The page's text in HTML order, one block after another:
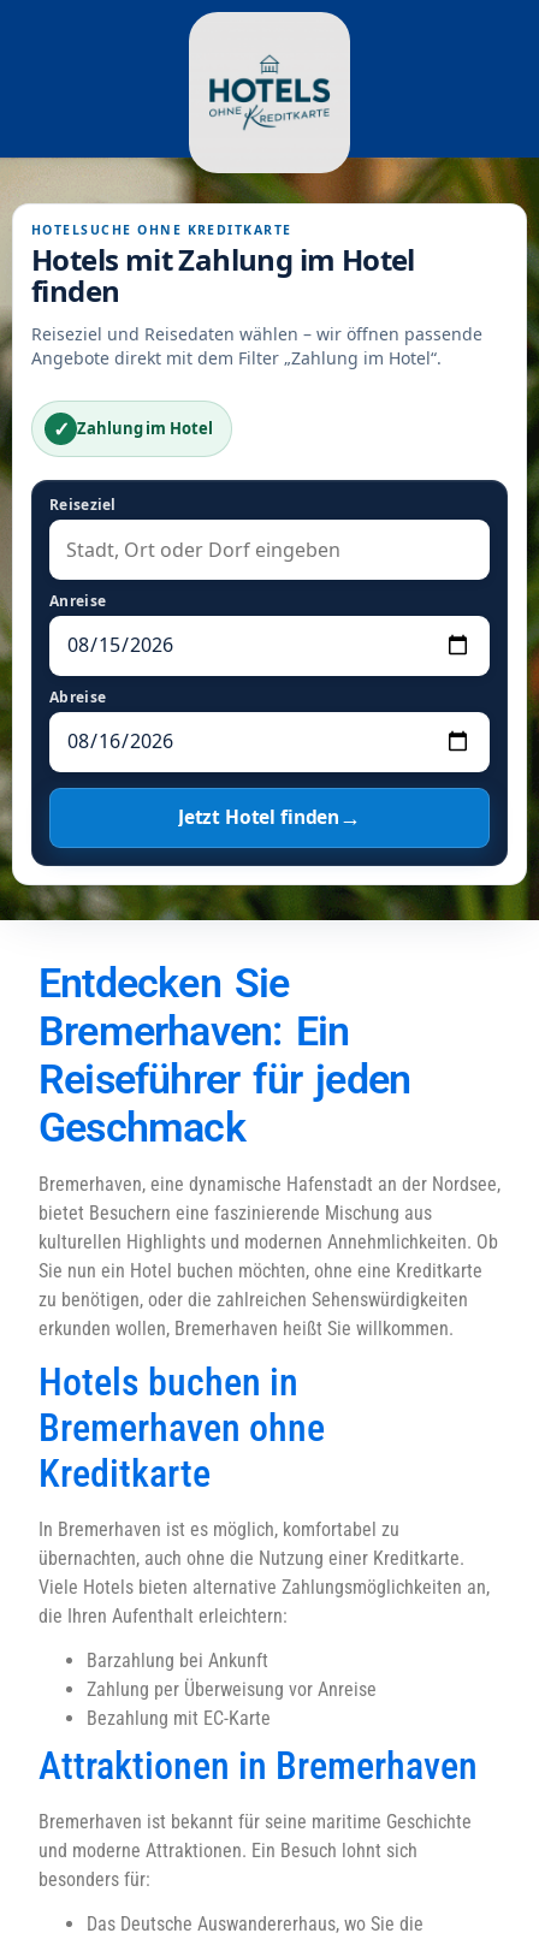
HOTELSUCHE OHNE KREDITKARTE
Hotels mit Zahlung im Hotel
finden
Reiseziel und Reisedaten wählen – wir öffnen passende
Angebote direkt mit dem Filter „Zahlung im Hotel“.
✓ Zahlung im Hotel
Reiseziel
Anreise
Abreise
Jetzt Hotel finden→
Entdecken Sie
Bremerhaven: Ein
Reiseführer für jeden
Geschmack
Bremerhaven, eine dynamische Hafenstadt an der Nordsee,
bietet Besuchern eine faszinierende Mischung aus
kulturellen Highlights und modernen Annehmlichkeiten. Ob
Sie nun ein Hotel buchen möchten, ohne eine Kreditkarte
zu benötigen, oder die zahlreichen Sehenswürdigkeiten
erkunden wollen, Bremerhaven heißt Sie willkommen.
Hotels buchen in
Bremerhaven ohne
Kreditkarte
In Bremerhaven ist es möglich, komfortabel zu
übernachten, auch ohne die Nutzung einer Kreditkarte.
Viele Hotels bieten alternative Zahlungsmöglichkeiten an,
die Ihren Aufenthalt erleichtern:
Barzahlung bei Ankunft
Zahlung per Überweisung vor Anreise
Bezahlung mit EC-Karte
Attraktionen in Bremerhaven
Bremerhaven ist bekannt für seine maritime Geschichte
und moderne Attraktionen. Ein Besuch lohnt sich
besonders für:
Das Deutsche Auswandererhaus, wo Sie die